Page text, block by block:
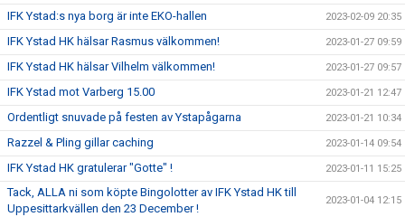
IFK Ystad:s nya borg är inte EKO-hallen 2023-02-09 20:35
IFK Ystad HK hälsar Rasmus välkommen! 2023-01-27 09:59
IFK Ystad HK hälsar Vilhelm välkommen! 2023-01-27 09:57
IFK Ystad mot Varberg 15.00 2023-01-21 12:47
Ordentligt snuvade på festen av Ystapågarna 2023-01-21 10:34
Razzel & Pling gillar caching 2023-01-14 09:54
IFK Ystad HK gratulerar "Gotte" ! 2023-01-11 15:25
Tack, ALLA ni som köpte Bingolotter av IFK Ystad HK till
Uppesittarkvällen den 23 December !
2023-01-04 12:15